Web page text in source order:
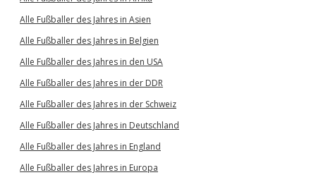
Alle Fußballer des Jahres in Asien
Alle Fußballer des Jahres in Belgien
Alle Fußballer des Jahres in den USA
Alle Fußballer des Jahres in der DDR
Alle Fußballer des Jahres in der Schweiz
Alle Fußballer des Jahres in Deutschland
Alle Fußballer des Jahres in England
Alle Fußballer des Jahres in Europa